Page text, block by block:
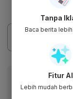
Baca artikel
Dapatkan
Tanpa
Baca berita
Fitur AI
Lebih mudah